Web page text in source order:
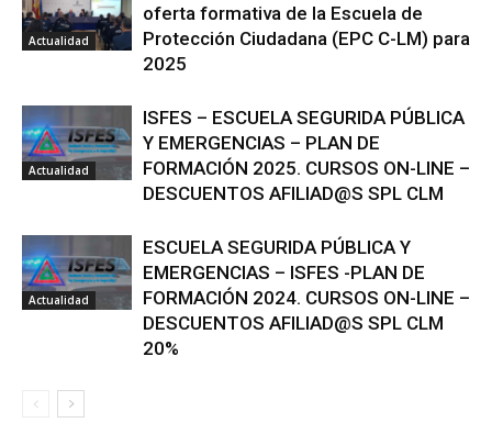
Actualidad
oferta formativa de la Escuela de
Protección Ciudadana (EPC C-LM) para
2025
Actualidad
ISFES – ESCUELA SEGURIDA PÚBLICA
Y EMERGENCIAS – PLAN DE
FORMACIÓN 2025. CURSOS ON-LINE –
DESCUENTOS AFILIAD@S SPL CLM
Actualidad
ESCUELA SEGURIDA PÚBLICA Y
EMERGENCIAS – ISFES -PLAN DE
FORMACIÓN 2024. CURSOS ON-LINE –
DESCUENTOS AFILIAD@S SPL CLM
20%